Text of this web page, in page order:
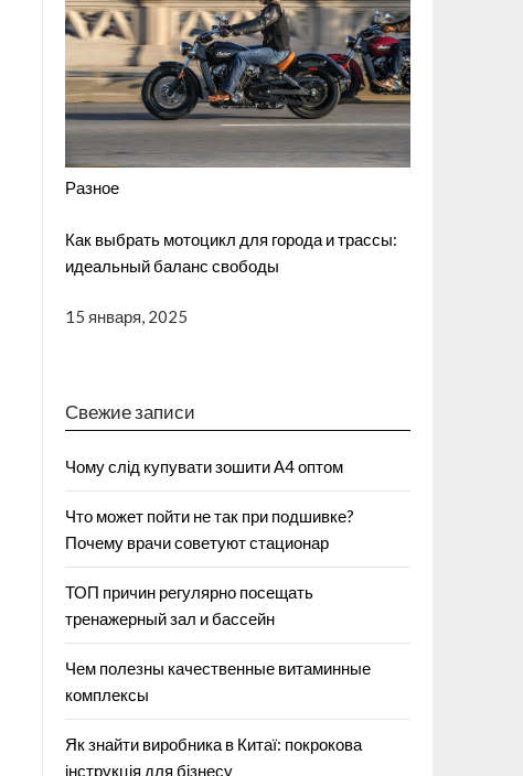
Разное
Как выбрать мотоцикл для города и трассы:
идеальный баланс свободы
15 января, 2025
Свежие записи
Чому слід купувати зошити А4 оптом
Что может пойти не так при подшивке?
Почему врачи советуют стационар
ТОП причин регулярно посещать
тренажерный зал и бассейн
Чем полезны качественные витаминные
комплексы
Як знайти виробника в Китаї: покрокова
інструкція для бізнесу